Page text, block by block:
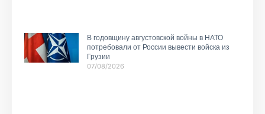
В годовщину августовской войны в НАТО
потребовали от России вывести войска из
Грузии
07/08/2026